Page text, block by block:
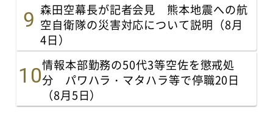
森田空幕長が記者会見 熊本地震への航
空自衛隊の災害対応について説明（8月
4日）
情報本部勤務の50代3等空佐を懲戒処
分 パワハラ・マタハラ等で停職20日
（8月5日）